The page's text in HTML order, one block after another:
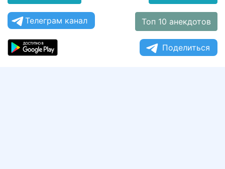
Телеграм канал Топ 10 анекдотов
Поделиться